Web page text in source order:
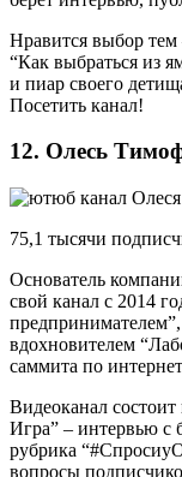
Нравится выбор тем
“Как выбраться из
и пиар своего
Посетить канал!
12. Олесь
75,1 тысячи
Основатель
свой канал с 2014
предпринимателем”,
вдохновителем
саммита по
Видеоканал
Игра” – интервью
рубрика
вопросы